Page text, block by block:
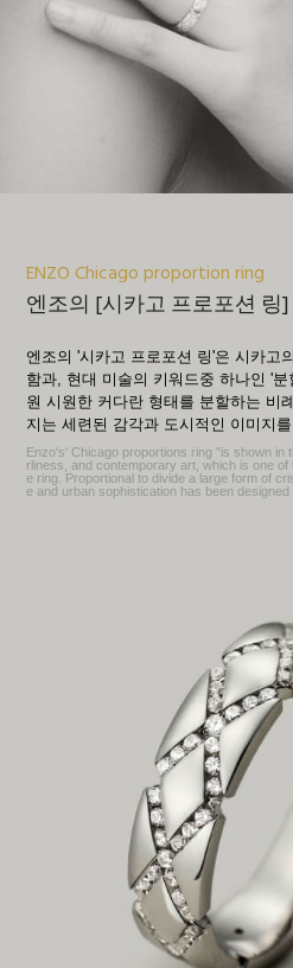
ENZO Chicago proportion ring
엔조의 [시카고 프로포션 링]
엔조의 '시카고 프로포션 링'은 시카고
함과, 현대 미술의 키워드중 하나인 '
원 시원한 커다란 형태를 분할하는 비
지는 세련된 감각과 도시적인 이미지
Enzo's' Chicago proportions ring "is shown in
rliness, and contemporary art, which is one
e ring. Proportional to divide a large form of
e and urban sophistication has been designed